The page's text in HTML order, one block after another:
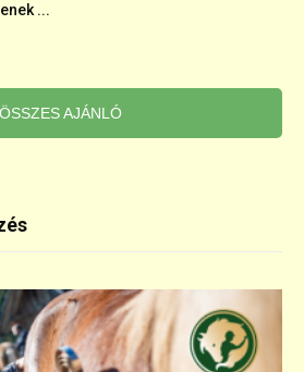
...
ÖSSZES AJÁNLÓ